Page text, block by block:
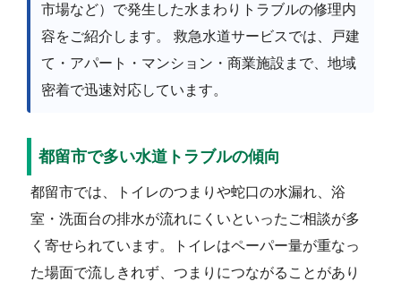
市場など）で発生した水まわりトラブルの修理内
容をご紹介します。 救急水道サービスでは、戸建
て・アパート・マンション・商業施設まで、地域
密着で迅速対応しています。
都留市で多い水道トラブルの傾向
都留市では、トイレのつまりや蛇口の水漏れ、浴
室・洗面台の排水が流れにくいといったご相談が多
く寄せられています。トイレはペーパー量が重なっ
た場面で流しきれず、つまりにつながることがあり